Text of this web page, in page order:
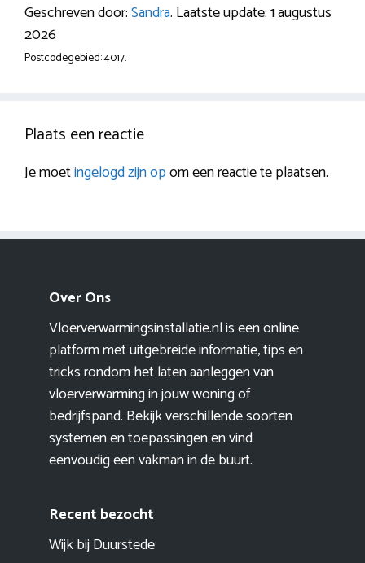
Geschreven door:Sandra. Laatste update: 1 augustus
2026
Postcodegebied: 4017.
Plaats een reactie
Je moetingelogd zijn opom een reactie te plaatsen.
Over Ons
Vloerverwarmingsinstallatie.nl is een online
platform met uitgebreide informatie, tips en
tricks rondom het laten aanleggen van
vloerverwarming in jouw woning of
bedrijfspand. Bekijk verschillende soorten
systemen en toepassingen en vind
eenvoudig een vakman in de buurt.
Recent bezocht
Wijk bij Duurstede